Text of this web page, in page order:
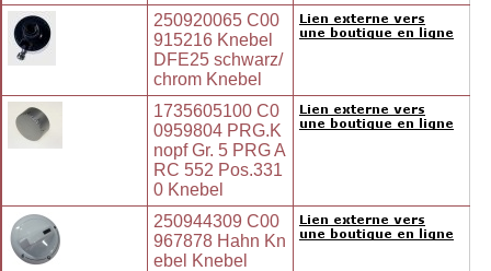
250920065 C00
915216 Knebel
DFE25 schwarz/
chrom Knebel
1735605100 C0
0959804 PRG.K
nopf Gr. 5 PRG A
RC 552 Pos.331
0 Knebel
250944309 C00
967878 Hahn Kn
ebel Knebel